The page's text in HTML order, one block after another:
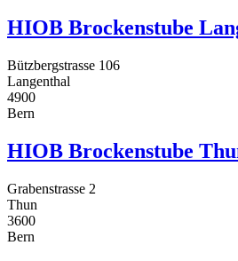
HIOB Brockenstube
Bützbergstrasse 106
Langenthal
4900
Bern
HIOB Brockenstube
Grabenstrasse 2
Thun
3600
Bern